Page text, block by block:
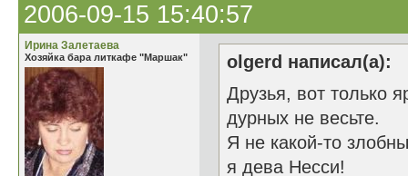
2006-09-15 15:40:57
Ирина Залетаева
Хозяйка бара литкафе "Маршак"
olgerd написал(а):
Друзья, вот только
дурных не весьте.
Я не какой-то
я дева Несси!